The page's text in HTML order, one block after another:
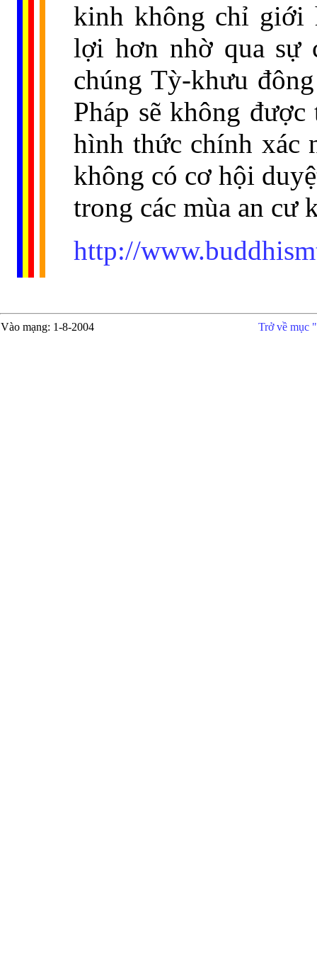
kinh không chỉ giới
lợi hơn nhờ qua sự
chúng Tỳ-khưu
Pháp sẽ không
hình thức chính xác
không có cơ hội
trong các mùa an cư
http://
Vào mạng: 1-8-2004 Trở về mục "